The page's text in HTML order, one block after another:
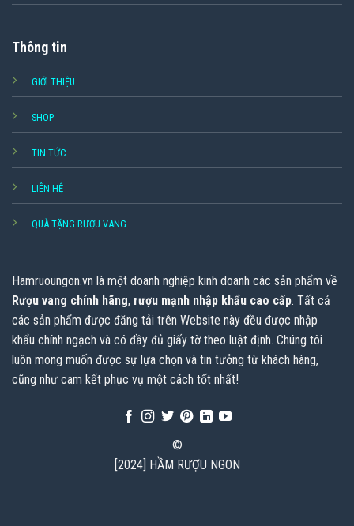
Thông tin
GIỚI THIỆU
SHOP
TIN TỨC
LIÊN HỆ
QUÀ TẶNG RƯỢU VANG
Hamruoungon.vn là một doanh nghiệp kinh doanh các sản phẩm về
Rượu vang chính hãng, rượu mạnh nhập khẩu cao cấp. Tất cả
các sản phẩm được đăng tải trên Website này đều được nhập
khẩu chính ngạch và có đầy đủ giấy tờ theo luật định. Chúng tôi
luôn mong muốn được sự lựa chọn và tin tưởng từ khách hàng,
cũng như cam kết phục vụ một cách tốt nhất!
©
[2024] HẦM RƯỢU NGON